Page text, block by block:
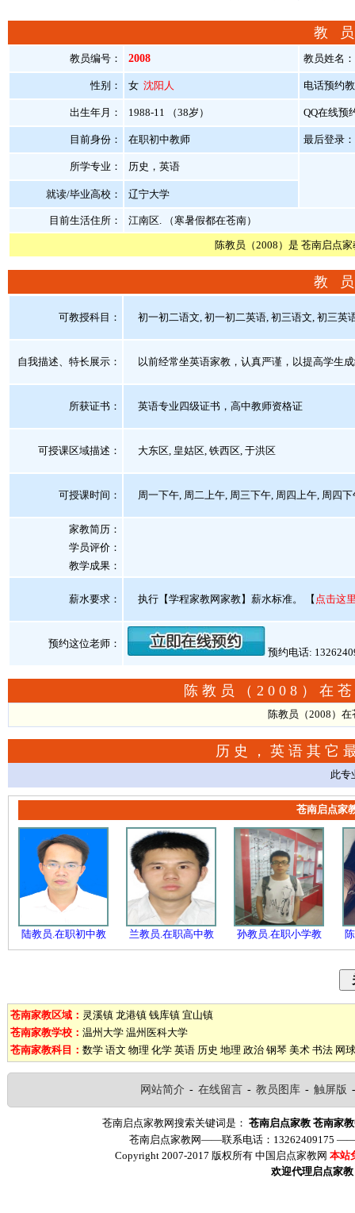
教
教员编号： 2008 教员姓名
性别： 女 沈阳人 电话预约
出生年月： 1988-11 （38岁） QQ在线预
目前身份： 在职初中教师 最后登录
所学专业： 历史，英语
就读/毕业高校： 辽宁大学
目前生活住所： 江南区. （寒暑假都在苍南）
陈教员（2008）是 苍南启点家
教
可教授科目： 初一初二语文, 初一初二英语, 初三语文, 初三英
自我描述、特长展示 ： 以前经常坐英语家教，认真严谨，以提高学生
所获证书 ： 英语专业四级证书，高中教师资格证
可授课区域描述： 大东区, 皇姑区, 铁西区, 于洪区
可授课时间： 周一下午, 周二上午, 周三下午, 周四上午, 周四
家教简历：
学员评价：
教学成果：
薪水要求： 执行【学程家教网家教】薪水标准。 【 点击这
预约这位老师：
预约电话:
陈教员（2008）在
陈教员（2008）
历史，英语其它
此专
苍南启点家
陆教员.在职初中教 兰教员.在职高中教 孙教员.在职小学教
苍南家教区域： 灵溪镇 龙港镇 钱库镇 宜山镇
苍南家教学校： 温州大学 温州医科大学
苍南家教科目： 数学 语文 物理 化学 英语 历史 地理 政治 钢琴 美术 书法 网球
网站简介 - 在线留言 - 教员图库 - 触屏版
苍南启点家教网搜索关键词是： 苍南启点家教 苍南家
苍南启点家教网——联系电话：13262409175
Copyright 2007-2017 版权所有 中国启点家教网 本站
欢迎代理启点家